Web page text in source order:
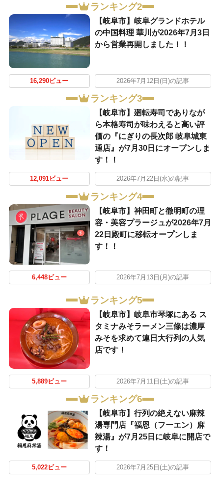
ランキング2
【岐阜市】岐阜グランドホテル
の中国料理 華川が2026年7月3日
から営業再開しました！！
16,290ビュー 2026年7月12日(日)の記事
ランキング3
【岐阜市】廻転寿司でありなが
ら本格寿司が味わえると高い評
価の『にぎりの長次郎 岐阜城東
通店』が7月30日にオープンしま
す！！
12,091ビュー 2026年7月22日(水)の記事
ランキング4
【岐阜市】神田町と徹明町の理
容・美容プラージュが2026年7月
22日殿町に移転オープンしま
す！！
6,448ビュー 2026年7月13日(月)の記事
ランキング5
【岐阜市】岐阜市琴塚にある ス
タミナみそラーメン三條は濃厚
みそを求めて連日大行列の人気
店です！
5,889ビュー 2026年7月11日(土)の記事
ランキング6
【岐阜市】行列の絶えない麻辣
湯専門店『福恩（フーエン）麻
辣湯』が7月25日に岐阜に開店で
す！
5,022ビュー 2026年7月25日(土)の記事